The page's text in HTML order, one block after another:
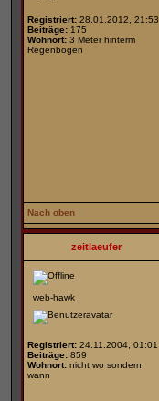
Registriert: 28.01.2012, 21:53
Beiträge: 175
Wohnort: 3 Meter hinterm
Regenbogen
Nach oben
zeitlaeufer
web-hawk
Registriert: 24.11.2004, 01:01
Beiträge: 859
Wohnort: nicht wo sondern
wann